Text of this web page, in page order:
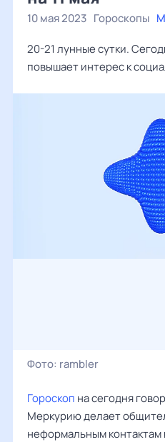
10 мая 2023 Гороскопы
20-21 лунные сутки.
повышает интерес к
Фото: rambler
Гороскоп на сегодня
Меркурию делает
неформальным контактам